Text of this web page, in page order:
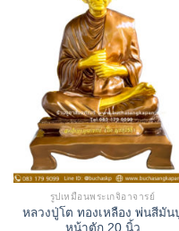
รูปเหมือนพระเกจิอาจารย์
หลวงปู่โต ทองเหลือง พ่นสีมันปู
หน้าตัก 20 นิ้ว